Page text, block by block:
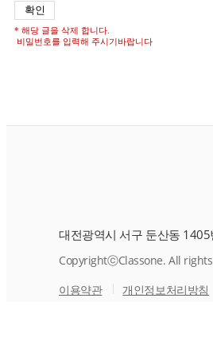
* 해당 글을 삭제 합니다.
비밀번호를 입력해 주시기바랍니다
대전광역시 서구 둔산동
CopyrightⓒClassone. All
이용약관
개인정보처리방침